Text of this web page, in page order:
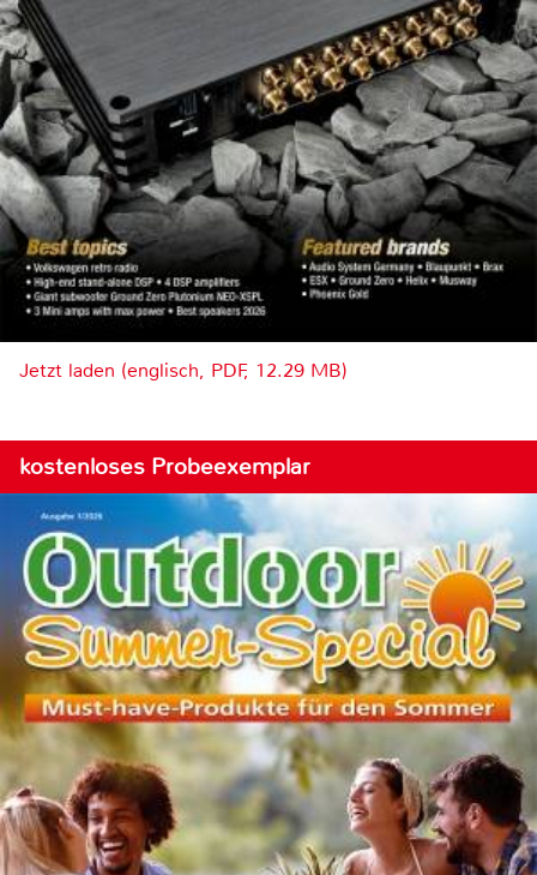
Jetzt laden (englisch, PDF, 12.29 MB)
kostenloses Probeexemplar